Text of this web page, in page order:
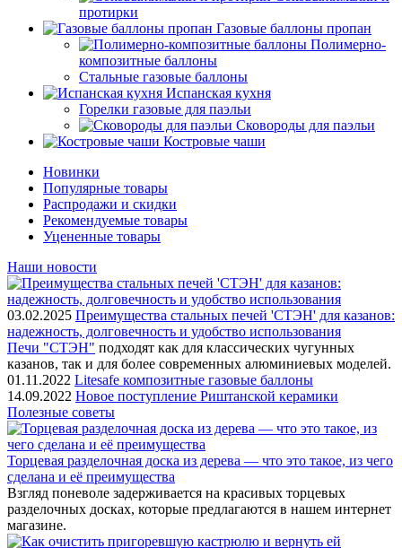
протирки
Газовые баллоны пропан
Полимерно-
композитные баллоны
Стальные газовые баллоны
Испанская кухня
Горелки газовые для паэльи
Сковороды для паэльи
Костровые чаши
Новинки
Популярные товары
Распродажи и скидки
Рекомендуемые товары
Уцененные товары
Наши новости
03.02.2025 Преимущества стальных печей 'СТЭН' для казанов:
надежность, долговечность и удобство использования
Печи "СТЭН" подходят как для классических чугунных
казанов, так и для более современных алюминиевых моделей.
01.11.2022 Litesafe композитные газовые баллоны
14.09.2022 Новое поступление Риштанской керамики
Полезные советы
Торцевая разделочная доска из дерева — что это такое, из чего
сделана и её преимущества
Взгляд поневоле задерживается на красивых торцевых
разделочных досках, которые предлагаются в нашем интернет
магазине.